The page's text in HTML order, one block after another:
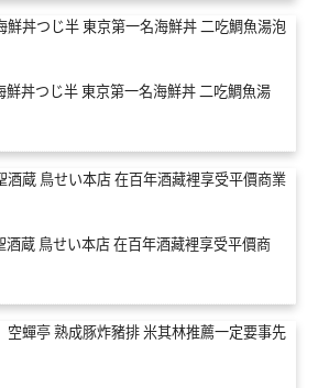
鮮丼つじ半 東京第一名海鮮丼 二吃鯛魚湯
酒蔵 鳥せい本店 在百年酒藏裡享受平價商